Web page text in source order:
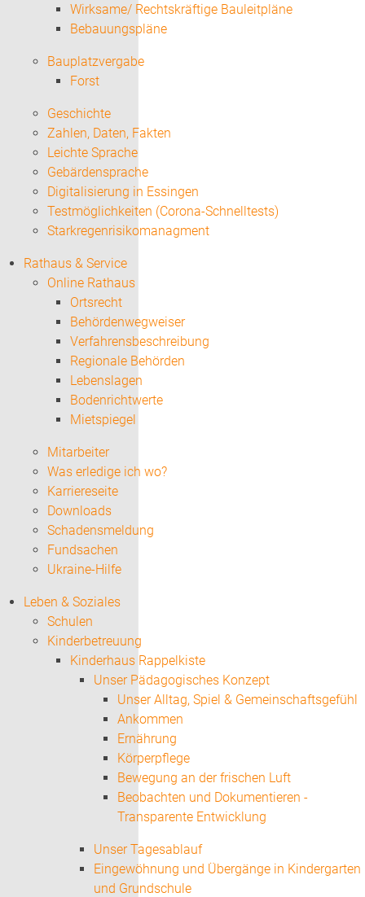
Wirksame/ Rechtskräftige Bauleitpläne
Bebauungspläne
Bauplatzvergabe
Forst
Geschichte
Zahlen, Daten, Fakten
Leichte Sprache
Gebärdensprache
Digitalisierung in Essingen
Testmöglichkeiten (Corona-Schnelltests)
Starkregenrisikomanagment
Rathaus & Service
Online Rathaus
Ortsrecht
Behördenwegweiser
Verfahrensbeschreibung
Regionale Behörden
Lebenslagen
Bodenrichtwerte
Mietspiegel
Mitarbeiter
Was erledige ich wo?
Karriereseite
Downloads
Schadensmeldung
Fundsachen
Ukraine-Hilfe
Leben & Soziales
Schulen
Kinderbetreuung
Kinderhaus Rappelkiste
Unser Pädagogisches Konzept
Unser Alltag, Spiel & Gemeinschaftsgefühl
Ankommen
Ernährung
Körperpflege
Bewegung an der frischen Luft
Beobachten und Dokumentieren -
Transparente Entwicklung
Unser Tagesablauf
Eingewöhnung und Übergänge in Kindergarten
und Grundschule